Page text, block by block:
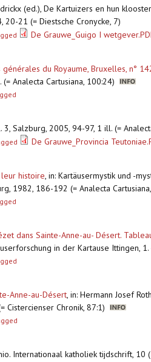
(ed.), De Kartuizers en hun
21 (= Diestsche Cronycke, 7)
De Grauwe_Guigo I
du Royaume, Bruxelles, n°
Analecta Cartusiana, 100:24)
3, Salzburg, 2005, 94-97, 1 ill. (=
De Grauwe_Provincia
histoire, in: Kartäusermystik und -
1982, 186-192 (= Analecta
dans Sainte-Anne-au- Désert.
in der Kartause Ittingen,
Anne-au-Désert, in: Hermann Josef
Cistercienser Chronik, 87:1)
Internationaal katholiek tijdschrift, 10